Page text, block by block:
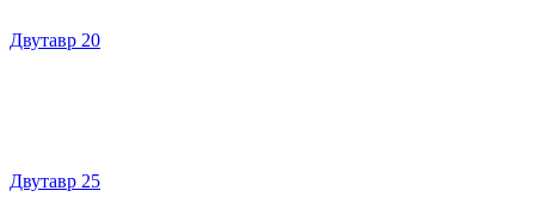
Двутавр 20
Двутавр 25